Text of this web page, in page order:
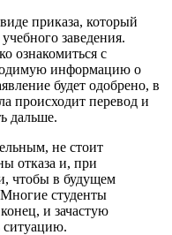
приказа, который
заведения.
ознакомиться с
информацию о
будет одобрено, в
происходит перевод и
дальше.
не стоит
отказа и, при
чтобы в будущем
Многие студенты
и зачастую
ситуацию.